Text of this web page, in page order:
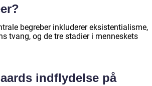
begreber inkluderer eksistentialisme,
tvang, og de tre stadier i menneskets
indflydelse på